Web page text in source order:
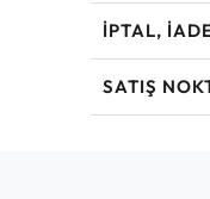
İPTAL,
SATIŞ